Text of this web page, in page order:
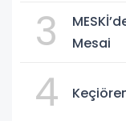
3
Mesai
4